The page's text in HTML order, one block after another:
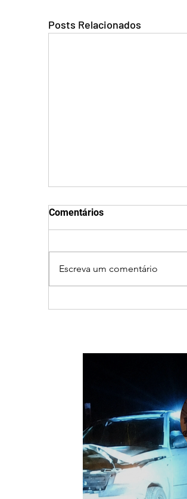
Posts Relacionados
primeiras cirurgias de
Comentários
Escreva um comentário